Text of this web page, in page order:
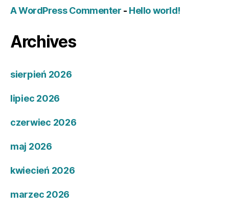
A WordPress Commenter - Hello world!
Archives
sierpień 2026
lipiec 2026
czerwiec 2026
maj 2026
kwiecień 2026
marzec 2026